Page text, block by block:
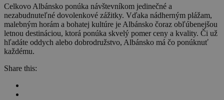
Celkovo Albánsko ponúka návštevníkom jedinečné a
nezabudnuteľné dovolenkové zážitky. Vďaka nádherným plážam,
malebným horám a bohatej kultúre je Albánsko čoraz obľúbenejšou
letnou destináciou, ktorá ponúka skvelý pomer ceny a kvality. Či už
hľadáte oddych alebo dobrodružstvo, Albánsko má čo ponúknuť
každému.
Share this: